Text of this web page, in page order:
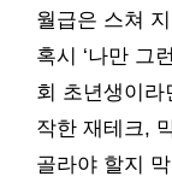
월급은 스쳐
혹시 ‘나만 그
회 초년생이라
작한 재테크,
골라야 할지